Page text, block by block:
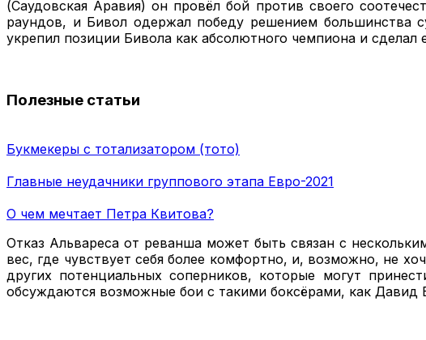
(Саудовская Аравия) он провёл бой против своего
раундов, и Бивол одержал победу решением большинства
укрепил позиции Бивола как абсолютного чемпиона и
Полезные статьи
Букмекеры с тотализатором (тото)
Главные неудачники группового этапа Евро-2021
О чем мечтает Петра Квитова?
Отказ Альвареса от реванша может быть связан с
вес, где чувствует себя более комфортно, и, возможно, не
других потенциальных соперников, которые могут
обсуждаются возможные бои с такими боксёрами, как Давид